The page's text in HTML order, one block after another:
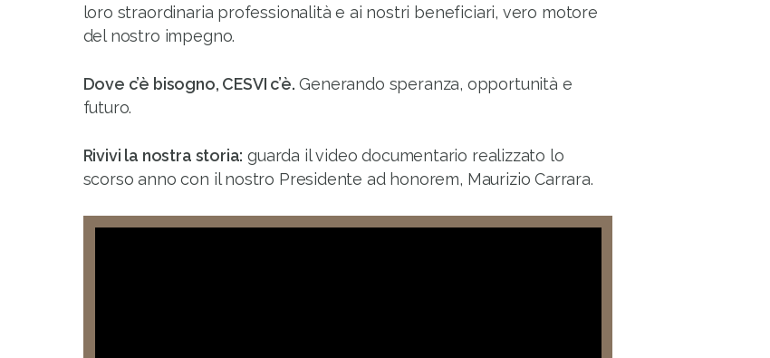
loro straordinaria professionalità e ai nostri beneficiari, vero motore
del nostro impegno.
Dove c’è bisogno, CESVI c’è. Generando speranza, opportunità e
futuro.
Rivivi la nostra storia: guarda il video documentario realizzato lo
scorso anno con il nostro Presidente ad honorem, Maurizio Carrara.